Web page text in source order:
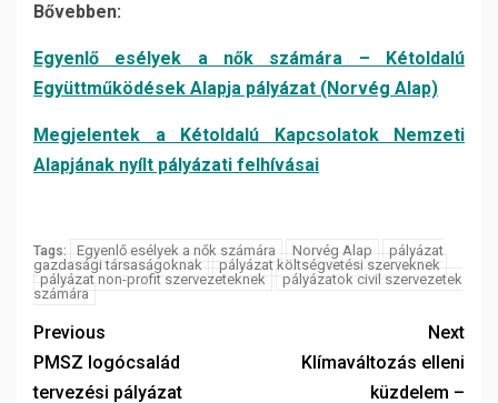
Bővebben:
Egyenlő esélyek a nők számára – Kétoldalú
Együttműködések Alapja pályázat (Norvég Alap)
Megjelentek a Kétoldalú Kapcsolatok Nemzeti
Alapjának nyílt pályázati felhívásai
Tags: Egyenlő esélyek a nők számára Norvég Alap
pályázat
gazdasági társaságoknak
pályázat költségvetési szerveknek
pályázat non-profit szervezeteknek
pályázatok civil szervezetek
számára
Previous
PMSZ logócsalád
tervezési pályázat
Next
Klímaváltozás elleni
küzdelem –